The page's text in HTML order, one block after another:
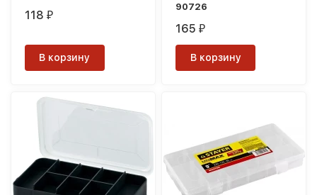
118₽
В корзину
90726
165₽
В корзину